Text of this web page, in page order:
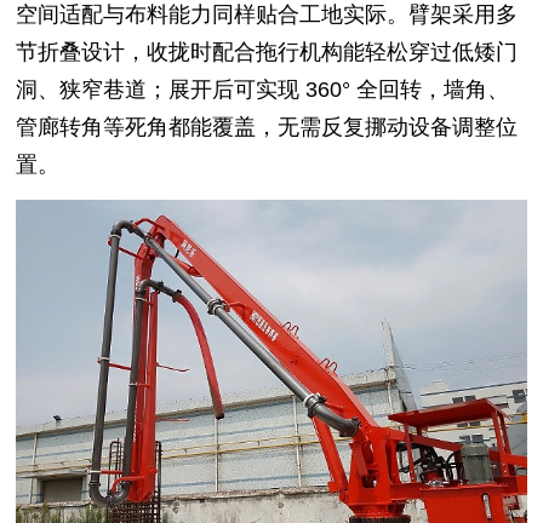
空间适配与布料能力同样贴合工地实际。臂架采用多
节折叠设计，收拢时配合拖行机构能轻松穿过低矮门
洞、狭窄巷道；展开后可实现 360° 全回转，墙角、
管廊转角等死角都能覆盖，无需反复挪动设备调整位
置。